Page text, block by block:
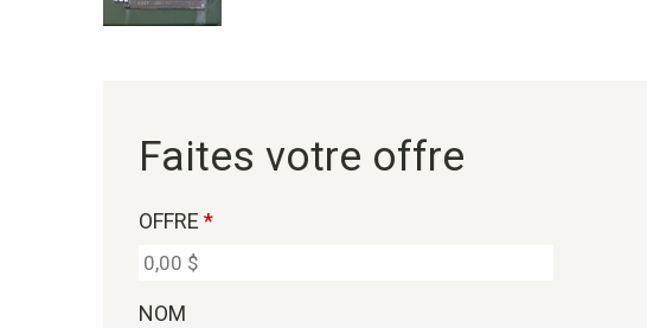
Faites votre offre
OFFRE *
NOM